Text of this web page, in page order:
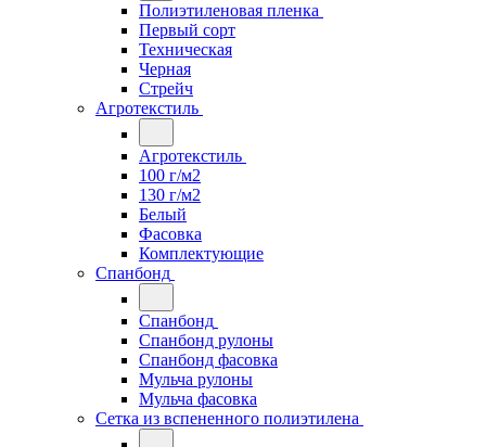
Полиэтиленовая пленка
Первый сорт
Техническая
Черная
Стрейч
Агротекстиль
Агротекстиль
100 г/м2
130 г/м2
Белый
Фасовка
Комплектующие
Спанбонд
Спанбонд
Спанбонд рулоны
Спанбонд фасовка
Мульча рулоны
Мульча фасовка
Сетка из вспененного полиэтилена